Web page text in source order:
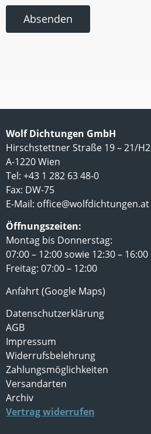
Absenden
Wolf Dichtungen GmbH
Hirschstettner Straße 19 – 21/H2
A-1220 Wien
Tel: +43 1 282 63 48-0
Fax: DW-75
E-Mail: office@wolfdichtungen.at
Öffnungszeiten:
Montag bis Donnerstag:
07:00 – 12:00 sowie 12:30 – 16:00
Freitag: 07:00 – 12:00
Anfahrt (Google Maps)
Datenschutzerklärung
AGB
Impressum
Widerrufsbelehrung
Zahlungsmöglichkeiten
Versandarten
Archiv
Vertrag widerrufen